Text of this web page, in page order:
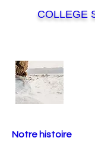
COLLEGE
Notre histoire